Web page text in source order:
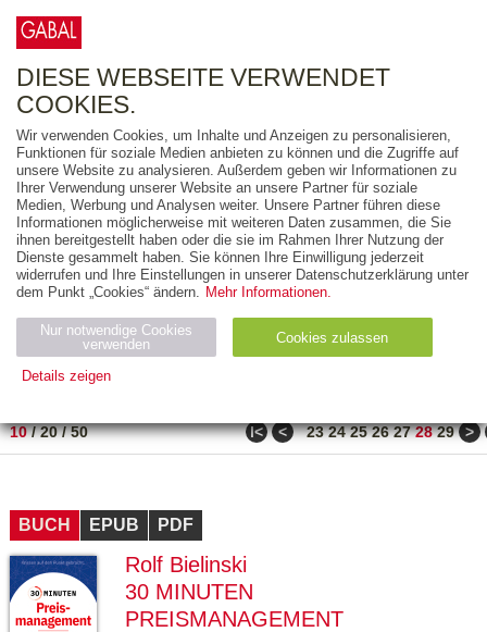
FREITEXT
AUSGABEART
AUS DER REIHE
ZUM THEMA
Neuerscheinung
Bestseller
PREIS
10/20/50 ǀ< < 23 24 25 26 27 28 29 >
BUCH EPUB PDF
Rolf Bielinski
30 MINUTEN
PREISMANAGEMENT
DIESE WEBSEITE VERWENDET
COOKIES.
Wir verwenden Cookies, um Inhalte und Anzeigen zu personalisieren,
Funktionen für soziale Medien anbieten zu können und die Zugriffe auf
unsere Website zu analysieren. Außerdem geben wir Informationen zu
Ihrer Verwendung unserer Website an unsere Partner für soziale
Medien, Werbung und Analysen weiter. Unsere Partner führen diese
Informationen möglicherweise mit weiteren Daten zusammen, die Sie
ihnen bereitgestellt haben oder die sie im Rahmen Ihrer Nutzung der
Dienste gesammelt haben. Sie können Ihre Einwilligung jederzeit
widerrufen und Ihre Einstellungen in unserer Datenschutzerklärung unter
dem Punkt „Cookies“ ändern. Mehr Informationen.
Nur notwendige Cookies
verwenden
Cookies zulassen
Details zeigen
Name Zweck
ESSION
_ID
verlag.
de
Session verwendet
GV_CO
OKIES
gabal-
verlag.
Speichert den Zustimmungsstatus des
Domäne.